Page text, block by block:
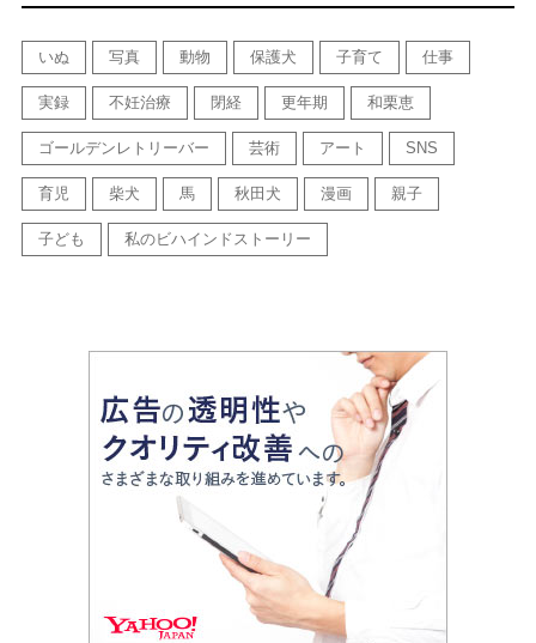
いぬ 写真 動物 保護犬 子育て 仕事
実録 不妊治療 閉経 更年期 和栗恵
ゴールデンレトリーバー 芸術 アート SNS
育児 柴犬 馬 秋田犬 漫画 親子
子ども 私のビハインドストーリー